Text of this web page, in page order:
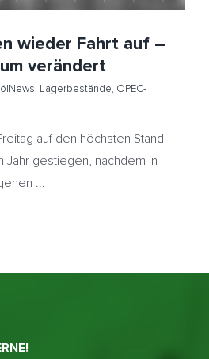
wieder Fahrt auf –
verändert
, Lagerbestände, OPEC-
auf den höchsten Stand
Jahr gestiegen, nachdem in
...